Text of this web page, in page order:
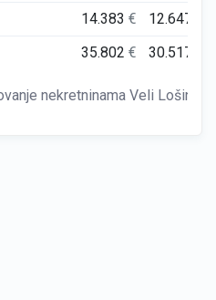
14.383€ 12.647
35.802€ 30.517
nekretninama Veli Lošinj